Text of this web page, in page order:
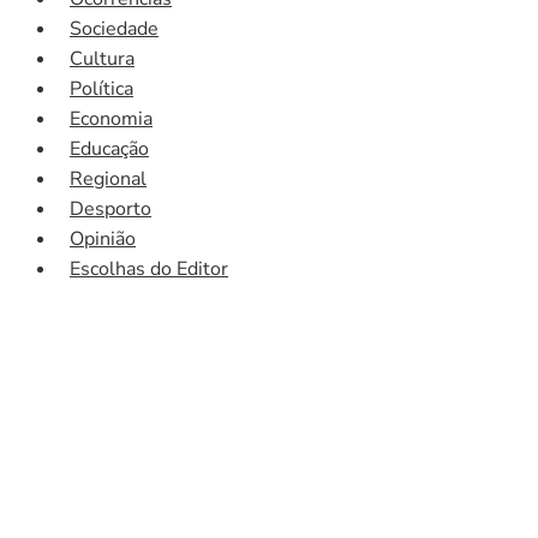
Sociedade
Cultura
Política
Economia
Educação
Regional
Desporto
Opinião
Escolhas do Editor